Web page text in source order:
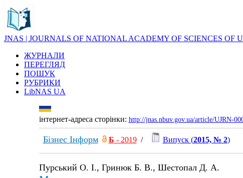
JNAS | JOURNALS OF NATIONAL ACADEMY OF SCIENCES OF
ЖУРНАЛИ
ПЕРЕГЛЯД
ПОШУК
РУБРИКИ
LibNAS UA
інтернет-адреса сторінки: http://jnas.nbuv.gov.ua/article/UJRN-
Бізнес Інформ Б - 2019/ Випуск (2015, № 2)
Пурський О. І., Гринюк Б. В., Шестопал Д. А.